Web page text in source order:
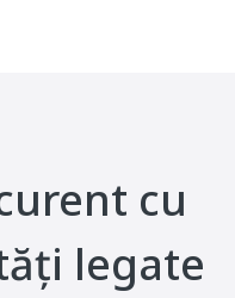
cu
legate